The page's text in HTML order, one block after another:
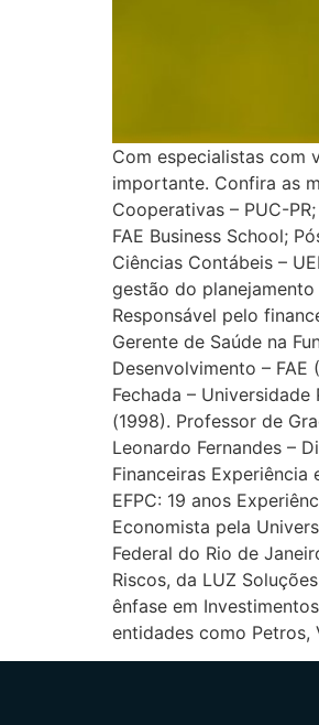
Com especialistas com
importante. Confira as
Cooperativas – PUC-
FAE Business School;
Ciências Contábeis –
gestão do
Responsável pelo
Gerente de Saúde na
Desenvolvimento –
Fechada –
(1998). Professor de
Leonardo Fernandes –
Financeiras
EFPC: 19 anos
Economista pela
Federal do Rio de
Riscos, da LUZ
ênfase em
entidades como Petros,